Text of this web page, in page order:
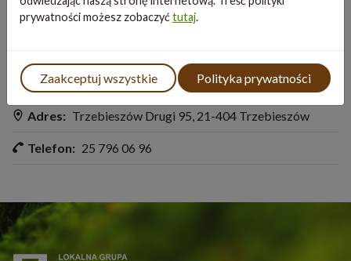
prywatności możesz zobaczyćtutaj.
Zaakceptuj wszystkie Polityka prywatności
Information
Adres: Trzebieszów Drugi 95, 21-404 Trzebieszów
Telefon: 25 796 06 96